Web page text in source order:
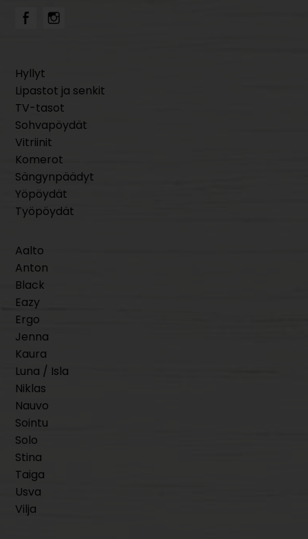
Hyllyt
Lipastot ja senkit
TV-tasot
Sohvapöydät
Vitriinit
Komerot
Sängynpäädyt
Yöpöydät
Työpöydät
Aalto
Anton
Black
Eazy
Ergo
Jenna
Kaura
Luna / Isla
Niklas
Nauvo
Sointu
Solo
Stina
Taiga
Usva
Vilja